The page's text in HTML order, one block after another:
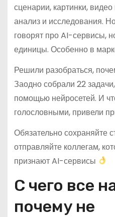
сценарии, картинки,
анализ и исследования.
говорят про AI-сервисы,
единицы. Особенно в
Решили разобраться,
Заодно собрали 22
помощью нейросетей. И
голословными, привели
Обязательно сохраняйте
отправляйте коллегам,
признают AI-сервисы
С чего все
почему не